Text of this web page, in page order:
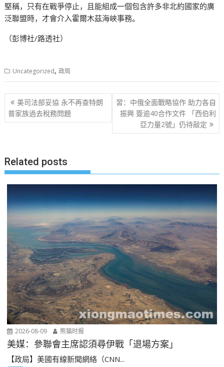
堅稱，只有在戰爭停止，且能組成一個包含許多非北約國家的廣
泛聯盟時，才會介入霍爾木茲海峽事務。
（彭博社/路透社）
Uncategorized,政局
文
章
美司法部妥協 永不再查特朗
普家族過去稅務問題
習：中俄全面戰略協作 助力各自
振興 簽逾40合作文件 「西伯利
亞力量2號」仍待敲定
Related posts
2026-08-09 熊猫时报
美媒：參聯會主席認須尋伊戰「退場方案」
【政局】美國有線新聞網絡（CNN...